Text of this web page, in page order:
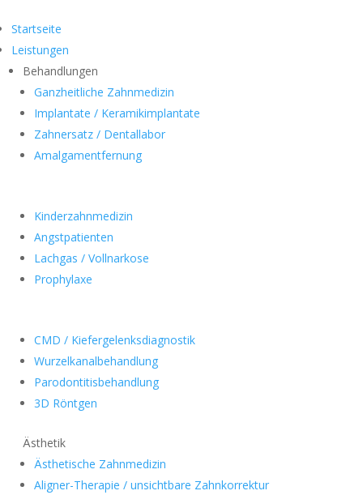
Startseite
Leistungen
Behandlungen
Ganzheitliche Zahnmedizin
Implantate / Keramikimplantate
Zahnersatz / Dentallabor
Amalgamentfernung
Kinderzahnmedizin
Angstpatienten
Lachgas / Vollnarkose
Prophylaxe
CMD / Kiefergelenksdiagnostik
Wurzelkanalbehandlung
Parodontitisbehandlung
3D Röntgen
Ästhetik
Ästhetische Zahnmedizin
Aligner-Therapie / unsichtbare Zahnkorrektur